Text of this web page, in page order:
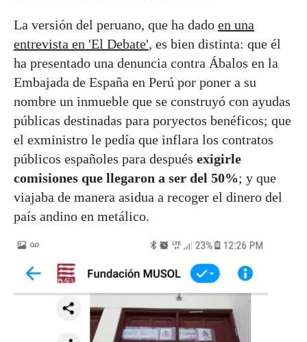
La versión del peruano, que ha dado en una
entrevista en 'El Debate', es bien distinta: que él
ha presentado una denuncia contra Ábalos en la
Embajada de España en Perú por poner a su
nombre un inmueble que se construyó con ayudas
públicas destinadas para poryectos benéficos; que
el exministro le pedía que inflara los contratos
públicos españoles para después exigirle
comisiones que llegaron a ser del 50%; y que
viajaba de manera asidua a recoger el dinero del
país andino en metálico.